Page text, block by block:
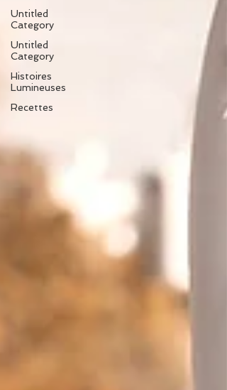
Untitled
Category
Untitled
Category
Histoires
Lumineuses
Recettes